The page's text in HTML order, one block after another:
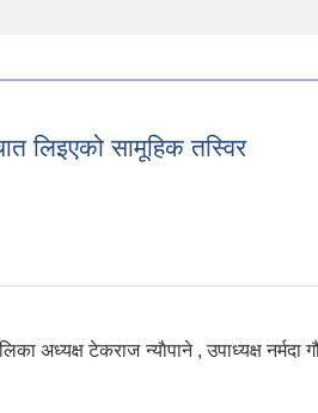
लिइएको सामूहिक तस्विर
अध्यक्ष टेकराज न्याैपाने , उपाध्यक्ष नर्मदा